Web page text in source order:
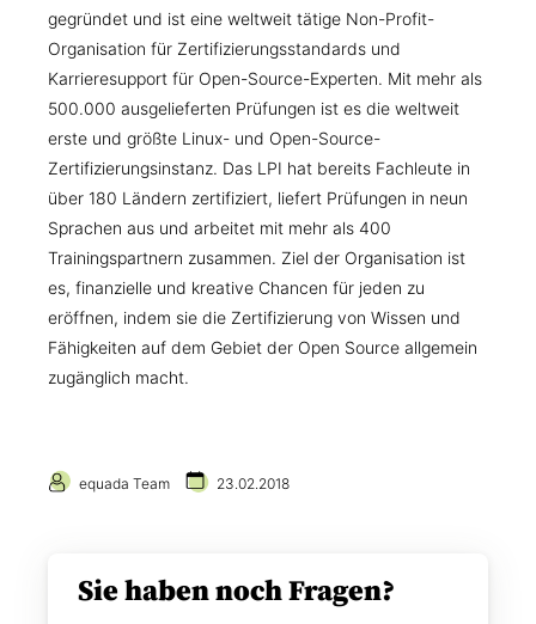
gegründet und ist eine weltweit tätige Non-Profit-
Organisation für Zertifizierungsstandards und
Karrieresupport für Open-Source-Experten. Mit mehr als
500.000 ausgelieferten Prüfungen ist es die weltweit
erste und größte Linux- und Open-Source-
Zertifizierungsinstanz. Das LPI hat bereits Fachleute in
über 180 Ländern zertifiziert, liefert Prüfungen in neun
Sprachen aus und arbeitet mit mehr als 400
Trainingspartnern zusammen. Ziel der Organisation ist
es, finanzielle und kreative Chancen für jeden zu
eröffnen, indem sie die Zertifizierung von Wissen und
Fähigkeiten auf dem Gebiet der Open Source allgemein
zugänglich macht.
equada Team 23.02.2018
Sie haben noch Fragen?